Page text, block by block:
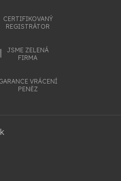
CERTIFIKOVANÝ
REGISTRÁTOR
JSME ZELENÁ
FIRMA
VRÁCENÍ
PENĚZ